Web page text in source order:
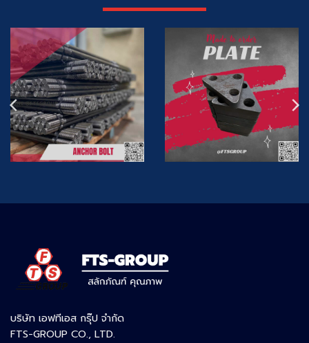
บริษัท เอฟทีเอส กรุ๊ป จำกัด
FTS-GROUP CO., LTD.